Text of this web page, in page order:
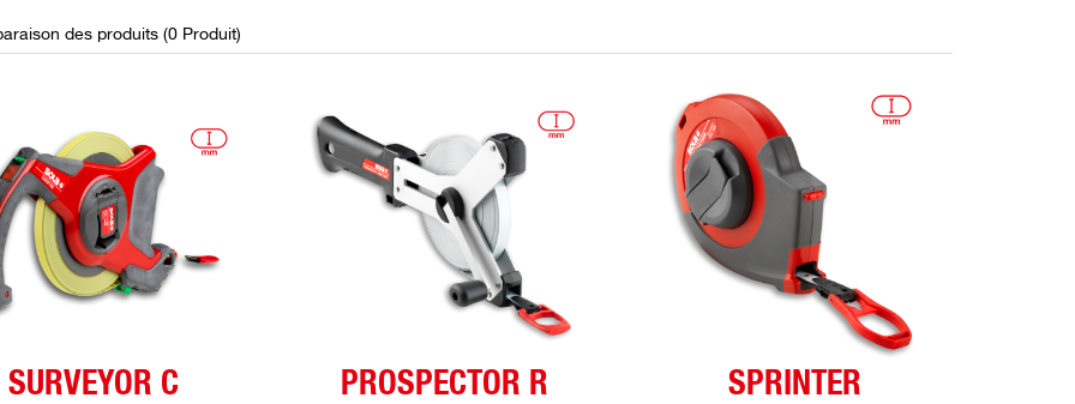
des produits (0 Produit)
SURVEYOR C PROSPECTOR R SPRINTER